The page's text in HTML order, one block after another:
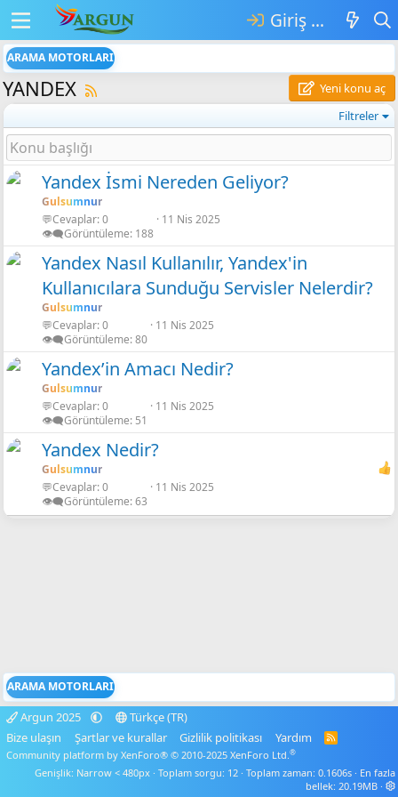
Giriş yap
ARAMA MOTORLARI
YANDEX
Yeni konu aç
Filtreler
Yandex İsmi Nereden Geliyor?
Gulsumnur
💬Cevaplar 0
👁️‍🗨️Görüntüleme 188
11 Nis 2025
Yandex Nasıl Kullanılır, Yandex'in
Kullanıcılara Sunduğu Servisler Nelerdir?
Gulsumnur
💬Cevaplar 0
👁️‍🗨️Görüntüleme 80
11 Nis 2025
Yandex’in Amacı Nedir?
Gulsumnur
💬Cevaplar 0
👁️‍🗨️Görüntüleme 51
11 Nis 2025
Yandex Nedir?
Gulsumnur
💬Cevaplar 0
👁️‍🗨️Görüntüleme 63
11 Nis 2025
ARAMA MOTORLARI
Argun 2025
Türkçe (TR)
Bize ulaşın
Şartlar ve kurallar Gizlilik politikası Yardım
R
Community platform by XenForo® © 2010-2025 XenForo Ltd.®
Genişlik Toplam sorgu 12 Toplam zaman 0.1606s
En fazla
bellek 20.19MB